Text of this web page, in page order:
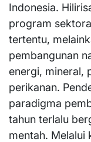
Indonesia.
program
tertentu,
pembangunan
energi, mineral,
perikanan.
paradigma
tahun terlalu
mentah. Melalui